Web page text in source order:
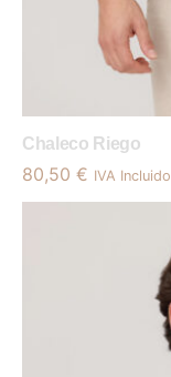
Chaleco Riego
80,50 € IVA Incluido